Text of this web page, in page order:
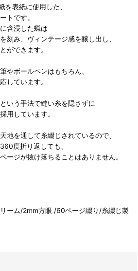
を表紙に使用した、
トです。
含浸した蝋は
刻み、ヴィンテージ感を醸し出し、
ができます。
やボールペンはもちろん、
しています。
いう手法で縫い糸を隠さずに
用しています。
地を通して糸綴じされているので、
度折り返しても、
ージが抜け落ちることはありません。
ーム/2mm方眼 /60ページ綴り/糸綴じ製